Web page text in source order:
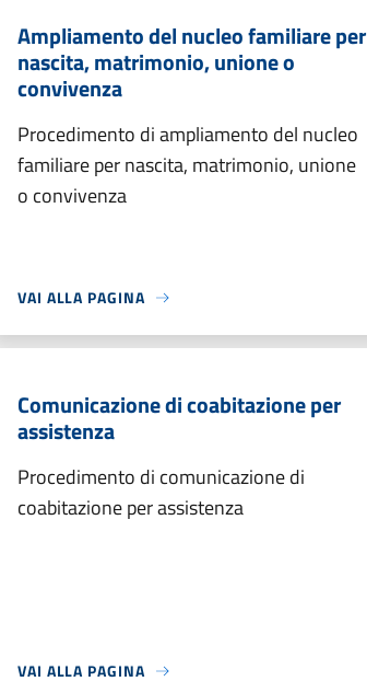
Ampliamento del nucleo familiare per
nascita, matrimonio, unione o
convivenza
Procedimento di ampliamento del nucleo
familiare per nascita, matrimonio, unione
o convivenza
VAI ALLA PAGINA
Comunicazione di coabitazione per
assistenza
Procedimento di comunicazione di
coabitazione per assistenza
VAI ALLA PAGINA